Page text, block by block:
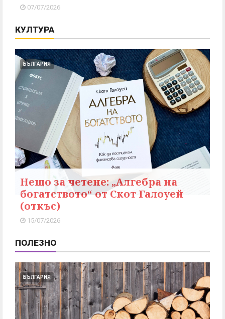
07/07/2026
КУЛТУРА
БЪЛГАРИЯ
Нещо за четене: „Алгебра на
богатството“ от Скот Галоуей
(откъс)
15/07/2026
ПОЛЕЗНО
БЪЛГАРИЯ